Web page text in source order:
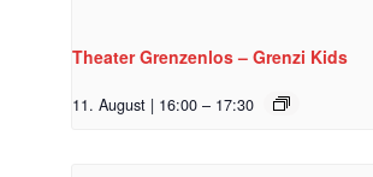
Theater Grenzenlos – Grenzi Kids
11. August | 16:00 – 17:30